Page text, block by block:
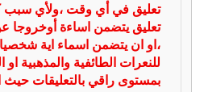
تعليق في أي وقت ،ولأي سبب
تعليق يتضمن اساءة أوخروجا
،او ان يتضمن اسماء اية
للنعرات الطائفية والمذهبية او
بمستوى راقي بالتعليقات حيث